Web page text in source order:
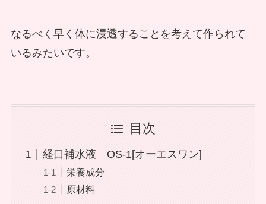
なるべく早く体に浸透することを考えて作られて
いるみたいです。
目次
経口補水液 OS-1[オーエスワン]
栄養成分
原材料